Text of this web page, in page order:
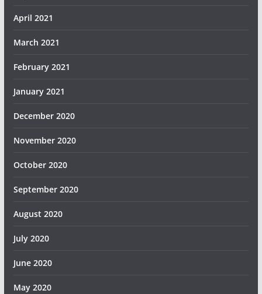
April 2021
March 2021
February 2021
January 2021
December 2020
November 2020
October 2020
September 2020
August 2020
July 2020
June 2020
May 2020